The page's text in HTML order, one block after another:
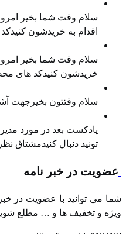
سلام وقت شما بخیر
اقدام به خریدشون کنیدکد های محصول ⁠21558-21582-21577⁠-⁠21543⁠-⁠21538⁠در صورت تمایل هم
سلام وقت شما بخیر
خریدشون کنیدکد های محصول 21522-21527-21537در صورت تمایل هم میتونید پیج اینستاگرام و کانال
سلام وقتتون بخیرجهت
پادکست بعد در مورد
تونید دنبال کنیدمشتاق
عضویت در خبر نامه
شما می توانید با عضویت در
ویژه و تخفیف ها و … مطلع